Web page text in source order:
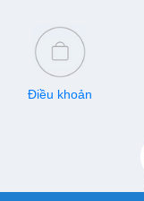
Điều khoản